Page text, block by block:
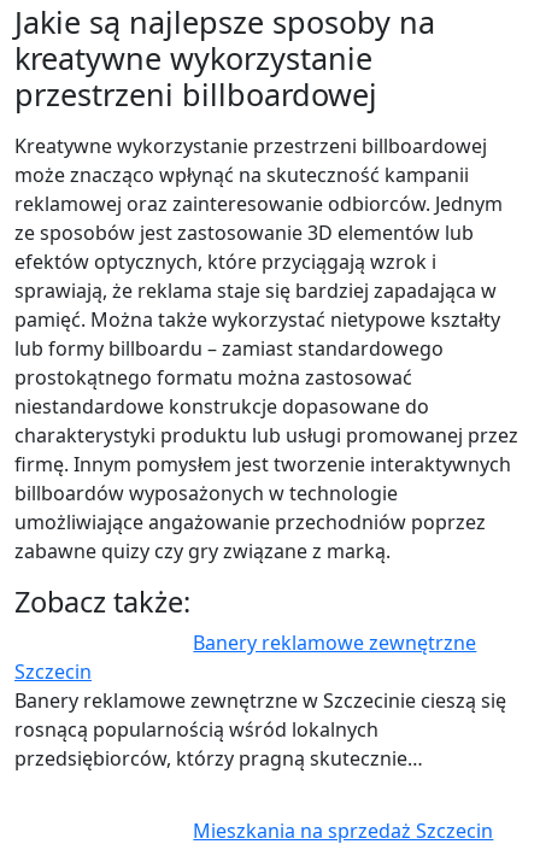
Jakie są najlepsze sposoby na
kreatywne wykorzystanie
przestrzeni billboardowej
Kreatywne wykorzystanie przestrzeni billboardowej
może znacząco wpłynąć na skuteczność kampanii
reklamowej oraz zainteresowanie odbiorców. Jednym
ze sposobów jest zastosowanie 3D elementów lub
efektów optycznych, które przyciągają wzrok i
sprawiają, że reklama staje się bardziej zapadająca w
pamięć. Można także wykorzystać nietypowe kształty
lub formy billboardu – zamiast standardowego
prostokątnego formatu można zastosować
niestandardowe konstrukcje dopasowane do
charakterystyki produktu lub usługi promowanej przez
firmę. Innym pomysłem jest tworzenie interaktywnych
billboardów wyposażonych w technologie
umożliwiające angażowanie przechodniów poprzez
zabawne quizy czy gry związane z marką.
Zobacz także:
Banery reklamowe zewnętrzne
Szczecin
Banery reklamowe zewnętrzne w Szczecinie cieszą się
rosnącą popularnością wśród lokalnych
przedsiębiorców, którzy pragną skutecznie…
Mieszkania na sprzedaż Szczecin